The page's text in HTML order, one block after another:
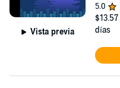
Vista previa
5.0
$13.57
días